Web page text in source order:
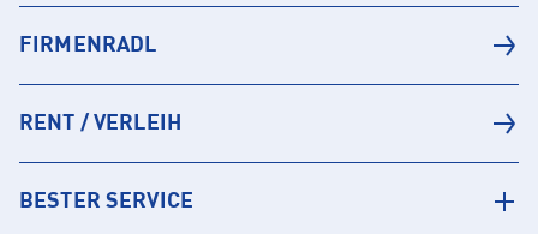
FIRMENRADL
RENT / VERLEIH
BESTER SERVICE